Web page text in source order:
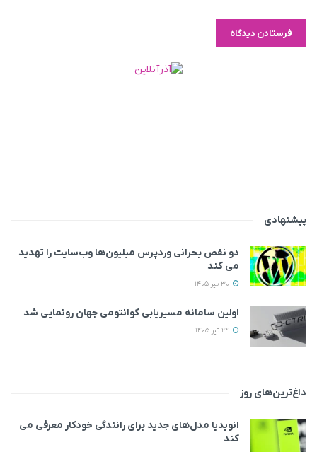
پیشنهادی
دو نقص بحرانی وردپرس میلیون‌ها وب‌سایت را تهدید
می‌ کند
اولین سامانه مسیریابی کوانتومی جهان رونمایی شد
داغ‌ترین‌های روز
انویدیا مدل‌های جدید برای رانندگی خودکار معرفی می
کند